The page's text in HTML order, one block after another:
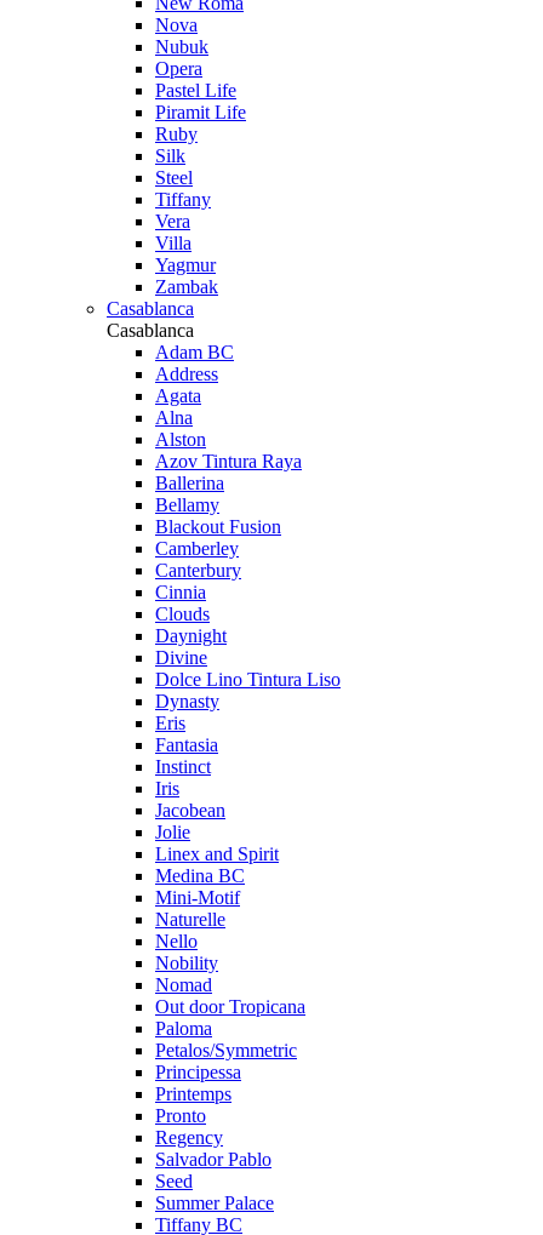
Nova
Nubuk
Opera
Pastel Life
Piramit Life
Ruby
Silk
Steel
Tiffany
Vera
Villa
Yagmur
Zambak
Casablanca
Casablanca
Adam BC
Address
Agata
Alna
Alston
Azov Tintura Raya
Ballerina
Bellamy
Blackout Fusion
Camberley
Canterbury
Cinnia
Clouds
Daynight
Divine
Dolce Lino Tintura Liso
Dynasty
Eris
Fantasia
Instinct
Iris
Jacobean
Jolie
Linex and Spirit
Medina BC
Mini-Motif
Naturelle
Nello
Nobility
Nomad
Out door Tropicana
Paloma
Petalos/Symmetric
Principessa
Printemps
Pronto
Regency
Salvador Pablo
Seed
Summer Palace
Tiffany BC